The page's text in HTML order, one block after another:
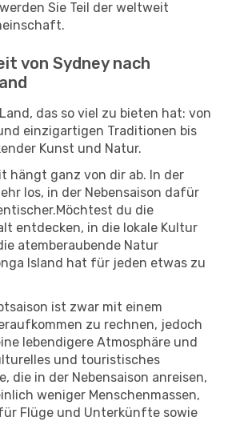
Sie Teil der weltweit
von Sydney nach
das so viel zu bieten hat: von
einzigartigen Traditionen bis
Kunst und Natur.
hängt ganz von dir ab. In der
los, in der Nebensaison dafür
du die
entdecken, in die lokale Kultur
atemberaubende Natur
Island hat für jeden etwas zu
ist zwar mit einem
zu rechnen, jedoch
lebendigere Atmosphäre und
und touristisches
die in der Nebensaison anreisen,
weniger Menschenmassen,
Flüge und Unterkünfte sowie